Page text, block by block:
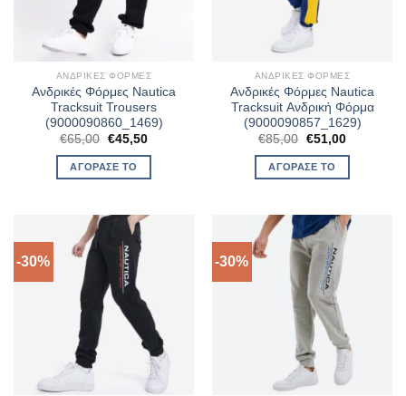
ΑΝΔΡΙΚΈΣ ΦΌΡΜΕΣ
Ανδρικές Φόρμες Nautica
Tracksuit Trousers
(9000090860_1469)
€65,00 Original
was:
€65,00.
€45,50Η
ΑΓΌΡΑΣΈ ΤΟ
ΑΝΔΡΙΚΈΣ ΦΌΡΜΕΣ
Ανδρικές Φόρμες Nautica
Tracksuit Ανδρική Φόρμα
(9000090857_1629)
€85,00 Original
was:
€85,00.
€51,00Η
ΑΓΌΡΑΣΈ ΤΟ
-30% -30%